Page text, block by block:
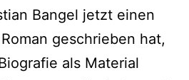
Bangel jetzt einen
geschrieben hat,
als Material